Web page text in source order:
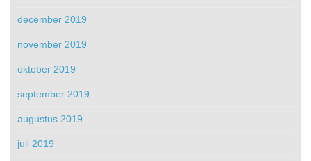
december 2019
november 2019
oktober 2019
september 2019
augustus 2019
juli 2019